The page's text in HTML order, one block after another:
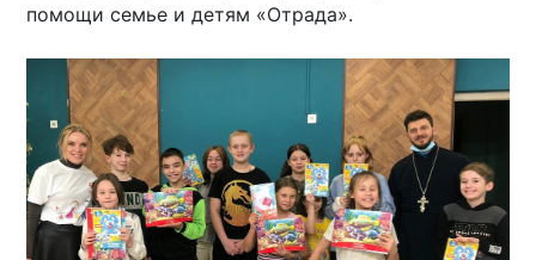
помощи семье и детям «Отрада».